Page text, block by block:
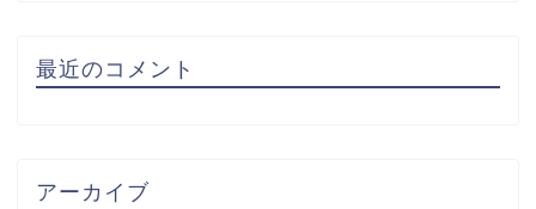
最近のコメント
アーカイブ